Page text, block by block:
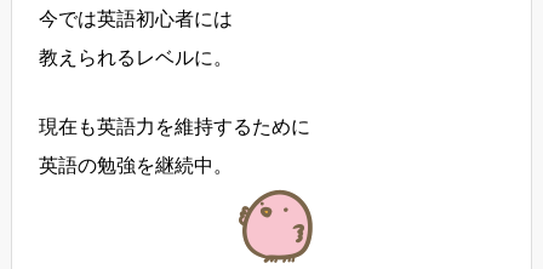
今では英語初心者には
教えられるレベルに。
現在も英語力を維持するために
英語の勉強を継続中。